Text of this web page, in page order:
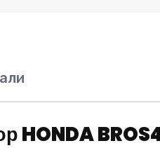
HONDA